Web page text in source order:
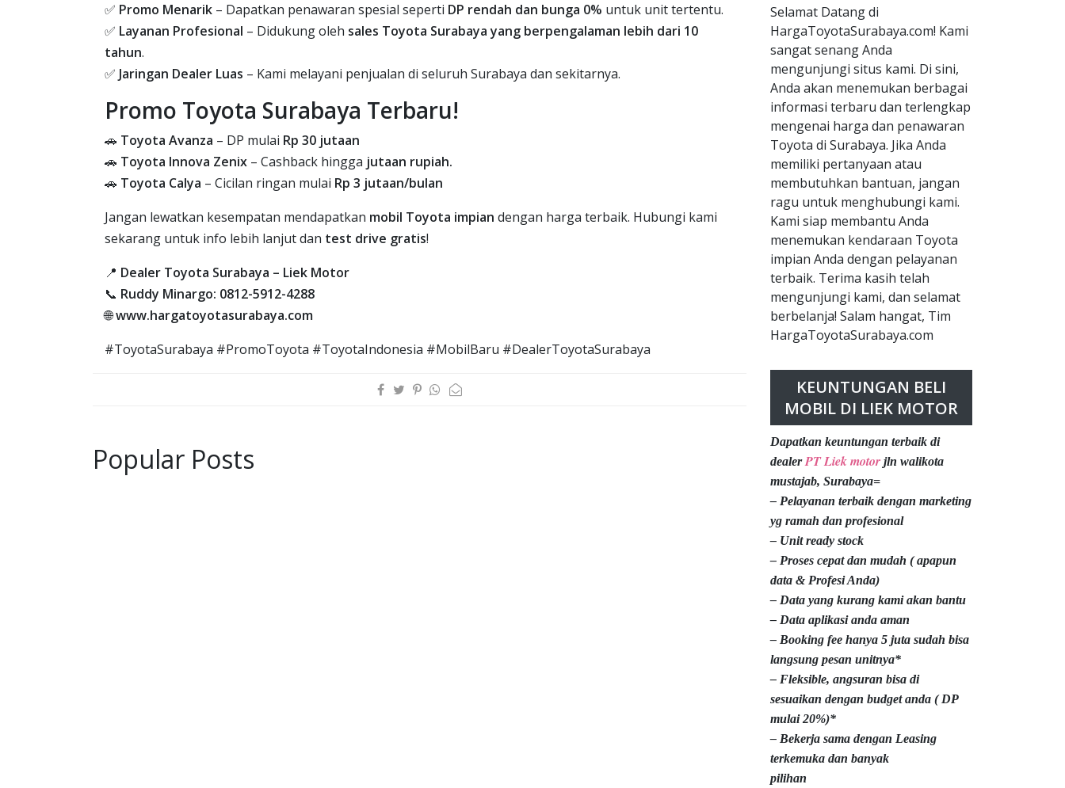
✅ Promo Menarik – Dapatkan penawaran spesial seperti DP rendah dan bunga 0% untuk unit tertentu.
✅ Layanan Profesional – Didukung oleh sales Toyota Surabaya yang berpengalaman lebih dari 10
tahun.
✅ Jaringan Dealer Luas – Kami melayani penjualan di seluruh Surabaya dan sekitarnya.
Promo Toyota Surabaya Terbaru!
🚗 Toyota Avanza – DP mulai Rp 30 jutaan
🚗 Toyota Innova Zenix – Cashback hingga jutaan rupiah.
🚗 Toyota Calya – Cicilan ringan mulai Rp 3 jutaan/bulan
Jangan lewatkan kesempatan mendapatkan mobil Toyota impian dengan harga terbaik. Hubungi kami
sekarang untuk info lebih lanjut dan test drive gratis!
📍 Dealer Toyota Surabaya – Liek Motor
📞 Ruddy Minargo: 0812-5912-4288
🌐www.hargatoyotasurabaya.com
#ToyotaSurabaya #PromoToyota #ToyotaIndonesia #MobilBaru #DealerToyotaSurabaya
Popular Posts
Selamat Datang di
HargaToyotaSurabaya.com! Kami
sangat senang Anda
mengunjungi situs kami. Di sini,
Anda akan menemukan berbagai
informasi terbaru dan terlengkap
mengenai harga dan penawaran
Toyota di Surabaya. Jika Anda
memiliki pertanyaan atau
membutuhkan bantuan, jangan
ragu untuk menghubungi kami.
Kami siap membantu Anda
menemukan kendaraan Toyota
impian Anda dengan pelayanan
terbaik. Terima kasih telah
mengunjungi kami, dan selamat
berbelanja! Salam hangat, Tim
HargaToyotaSurabaya.com
KEUNTUNGAN BELI
MOBIL DI LIEK MOTOR
Dapatkan keuntungan terbaik di
dealerPT Liek motor jln walikota
mustajab, Surabaya=
– Pelayanan terbaik dengan marketing
yg ramah dan profesional
– Unit ready stock
– Proses cepat dan mudah ( apapun
data & Profesi Anda)
– Data yang kurang kami akan bantu
– Data aplikasi anda aman
– Booking fee hanya 5 juta sudah bisa
langsung pesan unitnya*
– Fleksible, angsuran bisa di
sesuaikan dengan budget anda ( DP
mulai 20%)*
– Bekerja sama dengan Leasing
terkemuka dan banyak
pilihan